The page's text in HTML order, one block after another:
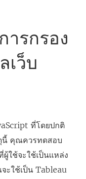
รกรอง
เว็บ
ที่โดยปกติ
นี้ คุณควรทดสอบ
ใช้จะใช้เป็นแหล่ง
ะใช้เป็น Tableau